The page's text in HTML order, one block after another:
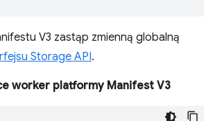
V3 zastąp zmienną globalną
Storage API.
worker platformy Manifest V3